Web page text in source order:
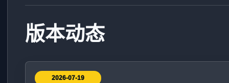
版本动态
2026-07-19